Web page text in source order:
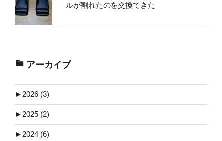
ルが割れたのを交換できた
アーカイブ
► 2026 (3)
► 2025 (2)
► 2024 (6)